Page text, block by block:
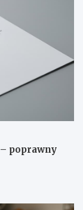
poprawny